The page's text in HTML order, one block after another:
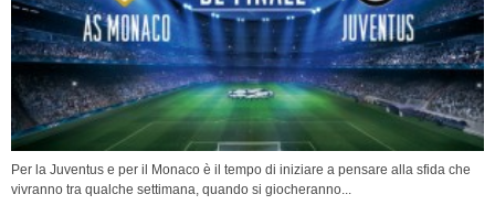
Per la Juventus e per il Monaco è il tempo di iniziare a pensare alla sfida che
vivranno tra qualche settimana, quando si giocheranno...